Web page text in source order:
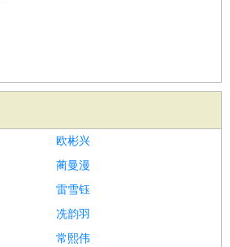
欧彬兴
蔺曼漫
雷雪钰
冼韵羽
常熙伟